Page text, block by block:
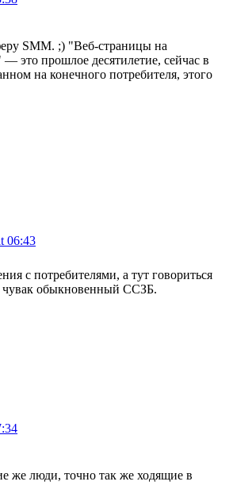
SMM. ;) "Веб-страницы на
это прошлое десятилетие, сейчас в
на конечного потребителя, этого
06:43
с потребителями, а тут говориться
чувак обыкновенный ССЗБ.
же люди, точно так же ходящие в